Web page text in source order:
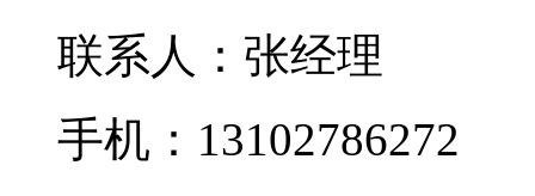
联系人：张经理
手机：13102786272